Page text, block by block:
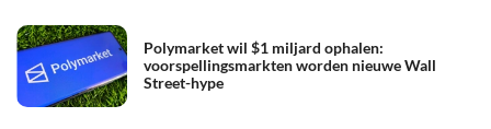
Polymarket wil $1 miljard ophalen:
voorspellingsmarkten worden nieuwe Wall
Street-hype